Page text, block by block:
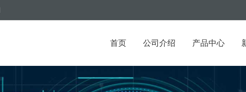
首页 公司介绍 产品中心